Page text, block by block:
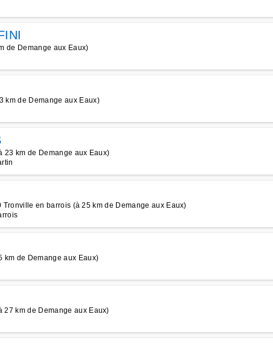
de Demange aux Eaux)
km de Demange aux Eaux)
23 km de Demange aux Eaux)
en barrois (à 25 km de Demange aux Eaux)
km de Demange aux Eaux)
27 km de Demange aux Eaux)